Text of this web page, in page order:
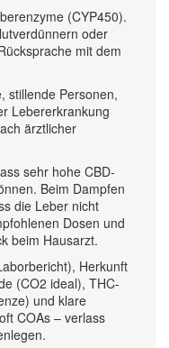
(CYP450).
oder
mit dem
stillende Personen,
Lebererkrankung
ärztlicher
sehr hohe CBD-
Beim Dampfen
die Leber nicht
Dosen und
beim Hausarzt.
Herkunft
(CO2 ideal), THC-
und klare
COAs – verlass